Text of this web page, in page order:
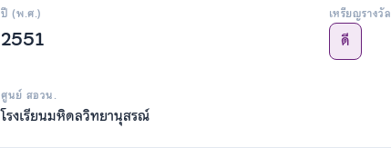
ปี (พ.ศ.)
2551
เหรียญรางวัล
ดี
ศูนย์ สอวน.
โรงเรียนมหิดลวิทยานุสรณ์